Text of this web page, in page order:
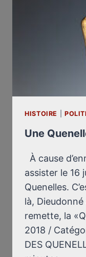
HISTOIRE
Une
À cause
assister le 16
Quenelles.
là, Dieudonné
remette, la
2018 /
DES